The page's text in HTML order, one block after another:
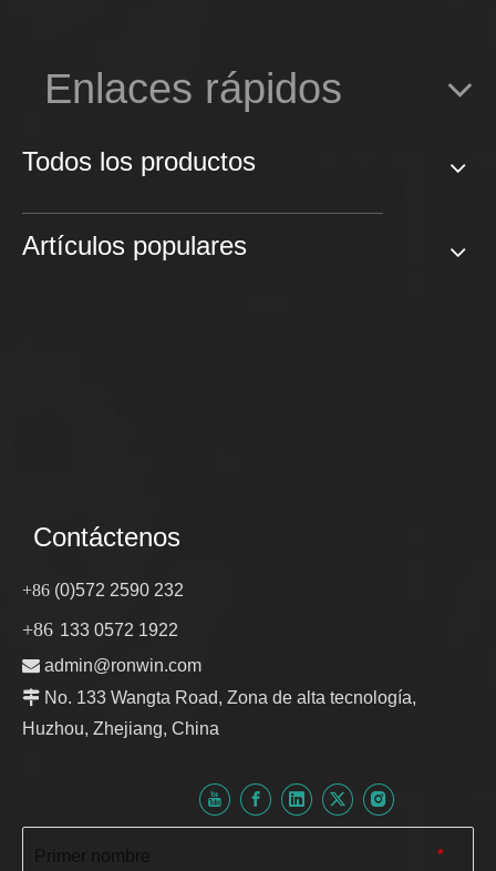
Enlaces rápidos
Todos los productos
Artículos populares
Contáctenos
+86 (0)572 2590 232
+86 133 0572 1922
 admin@ronwin.com
 No. 133 Wangta Road, Zona de alta tecnología,
Huzhou, Zhejiang, China
*